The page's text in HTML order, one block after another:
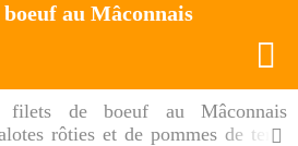
au Mâconnais
filets de boeuf au Mâconnais
rôties et de pommes de terre